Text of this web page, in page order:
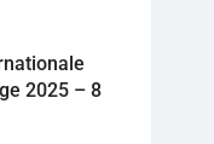
2025 – 8